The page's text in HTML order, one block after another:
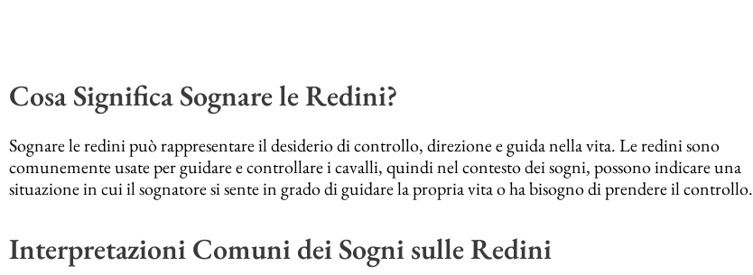
Cosa Significa Sognare le Redini?
Sognare le redini può rappresentare il desiderio di controllo, direzione e guida nella vita. Le redini sono
comunemente usate per guidare e controllare i cavalli, quindi nel contesto dei sogni, possono indicare una
situazione in cui il sognatore si sente in grado di guidare la propria vita o ha bisogno di prendere il controllo.
Interpretazioni Comuni dei Sogni sulle Redini